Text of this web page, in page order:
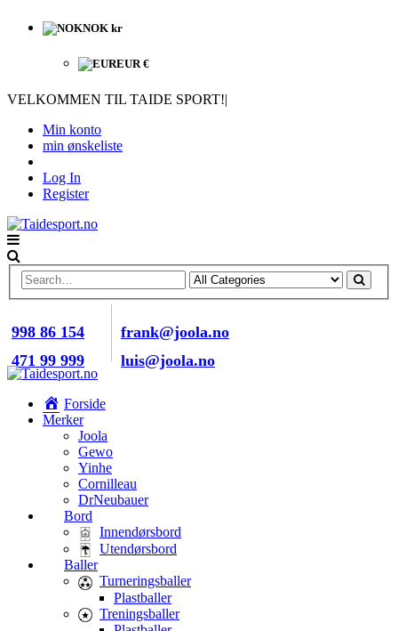
NOK kr
EUR €
VELKOMMEN TIL TAIDE SPORT!|
Min konto
min ønskeliste
Log In
Register
998 86 154
471 99 999
frank@joola.no
luis@joola.no
Forside
Merker
Joola
Gewo
Yinhe
Cornilleau
DrNeubauer
Bord
Innendørsbord
Utendørsbord
Baller
Turneringsballer
Plastballer
Treningsballer